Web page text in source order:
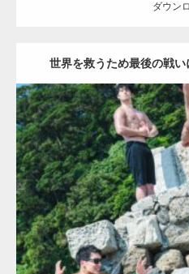
ダウン
世界を救うため最後の戦
Update:
Category:海のマッチョ2 inori
筋肉 闘う
ダウンロード
【TV】TBS番
ラスが紹介さ
TOKYO FMラ
で紹介さ…
NHK「所さん